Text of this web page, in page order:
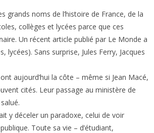
grands noms de l’histoire de France, de la
collèges et lycées parce que ces
Un récent article publié par Le Monde a
Sans surprise, Jules Ferry, Jacques
aujourd’hui la côte – même si Jean Macé,
cités. Leur passage au ministère de
y déceler un paradoxe, celui de voir
Toute sa vie – d’étudiant,